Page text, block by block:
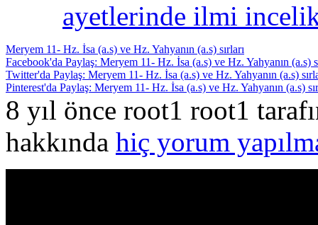
ayetlerinde ilmi
Meryem 11- Hz. İsa (a.s) ve Hz. Yahyanın (a.s) sırları
Facebook'da Paylaş: Meryem 11- Hz. İsa (a.s) ve Hz. Yahyanın (a.s)
Twitter'da Paylaş: Meryem 11- Hz. İsa (a.s) ve Hz. Yahyanın (a.s)
Pinterest'da Paylaş: Meryem 11- Hz. İsa (a.s) ve Hz. Yahyanın (a.s)
8 yıl önce root1 root1
hakkında hiç yorum